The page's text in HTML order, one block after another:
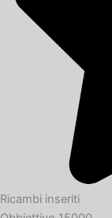
Ricambi inseriti